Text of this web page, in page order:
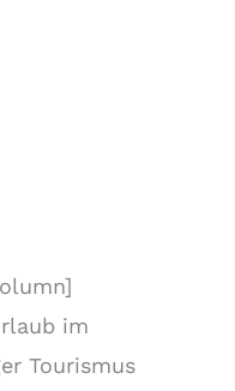
im
Tourismus